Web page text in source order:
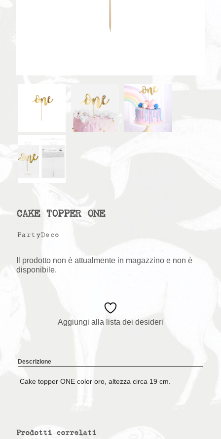
CAKE TOPPER ONE
PartyDeco
Il prodotto non è attualmente in magazzino e non è
disponibile.
Aggiungi alla lista dei desideri
Descrizione
Cake topper ONE color oro, altezza circa 19 cm.
Prodotti correlati